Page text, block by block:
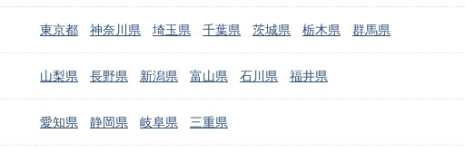
東京都 神奈川県 埼玉県 千葉県 茨城県 栃木県 群馬県
山梨県 長野県 新潟県 富山県 石川県 福井県
愛知県 静岡県 岐阜県 三重県